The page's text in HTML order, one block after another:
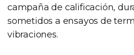
campaña de calificación,
sometidos a ensayos de
vibraciones.